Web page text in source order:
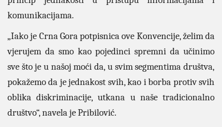
komunikacijama.
„Iako je Crna Gora potpisnica ove Konvencije, želim da
vjerujem da smo kao pojedinci spremni da učinimo
sve što je u našoj moći da, u svim segmentima društva,
pokažemo da je jednakost svih, kao i borba protiv svih
oblika diskriminacije, utkana u naše tradicionalno
društvo“, navela je Pribilović.